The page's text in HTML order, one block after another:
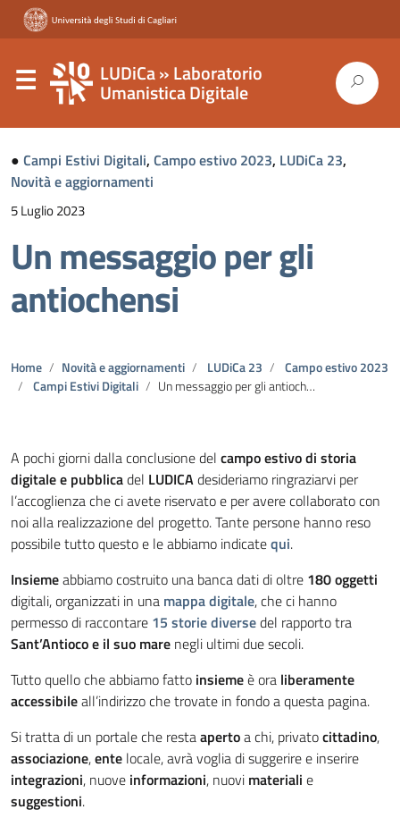
LUDiCa » Laboratorio
Umanistica Digitale
● Campi Estivi Digitali, Campo estivo 2023, LUDiCa 23,
Novità e aggiornamenti
5 Luglio 2023
Un messaggio per gli
antiochensi
Home Novità e aggiornamenti LUDiCa 23
Campo estivo 2023
Campi Estivi Digitali
Un messaggio per gli antiochensi
A pochi giorni dalla conclusione del campo estivo di storia
digitale e pubblicadel LUDICAdesideriamo ringraziarvi per
l’accoglienza che ci avete riservato e per avere collaborato con
noi alla realizzazione del progetto. Tante persone hanno reso
possibile tutto questo e le abbiamo indicatequi.
Insiemeabbiamo costruito una banca dati di oltre 180 oggetti
digitali, organizzati in una mappa digitale, che ci hanno
permesso di raccontare 15 storie diversedel rapporto tra
Sant’Antioco e il suo mare negli ultimi due secoli.
Tutto quello che abbiamo fatto insiemeè ora liberamente
accessibileall’indirizzo che trovate in fondo a questa pagina.
Si tratta di un portale che restaapertoa chi, privatocittadino,
associazione,ente locale, avrà voglia di suggerire e inserire
integrazioni, nuove informazioni, nuovi materiali e
suggestioni.